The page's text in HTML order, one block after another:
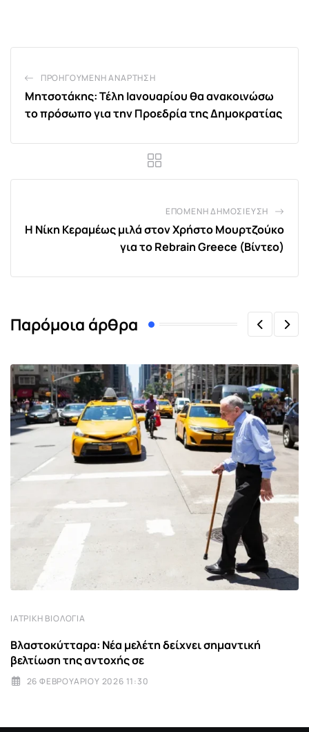
ΠΡΟΗΓΟΎΜΕΝΗ ΑΝΆΡΤΗΣΗ
Μητσοτάκης: Τέλη Ιανουαρίου θα ανακοινώσω
το πρόσωπο για την Προεδρία της Δημοκρατίας
ΕΠΌΜΕΝΗ ΔΗΜΟΣΊΕΥΣΗ
Η Νίκη Κεραμέως μιλά στον Χρήστο Μουρτζούκο
για το Rebrain Greece (Βίντεο)
Παρόμοια άρθρα
ΙΑΤΡΙΚΉ ΒΙΟΛΟΓΊΑ
Βλαστοκύτταρα: Νέα μελέτη δείχνει σημαντική
βελτίωση της αντοχής σε
26 ΦΕΒΡΟΥΑΡΊΟΥ 2026 11:30